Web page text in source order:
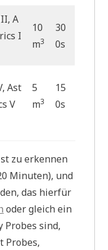
A
I
10
m3
30
0s
Ast
V
5
m3
15
0s
zu erkennen
Minuten), und
das hierfür
oder gleich ein
Probes sind,
Probes,